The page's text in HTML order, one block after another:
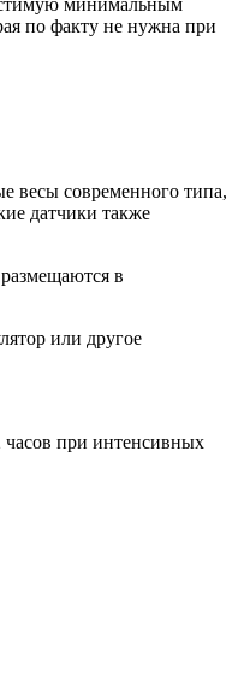
минимальным
по факту не нужна при
весы современного типа,
датчики также
в
или другое
часов при интенсивных